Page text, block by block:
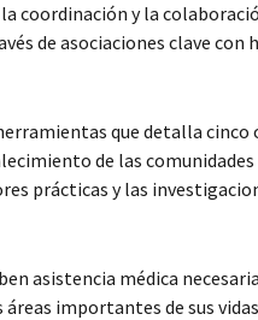
coordinación y la
de asociaciones clave con
que detalla
de las comunidades
prácticas y las
asistencia médica
importantes de sus